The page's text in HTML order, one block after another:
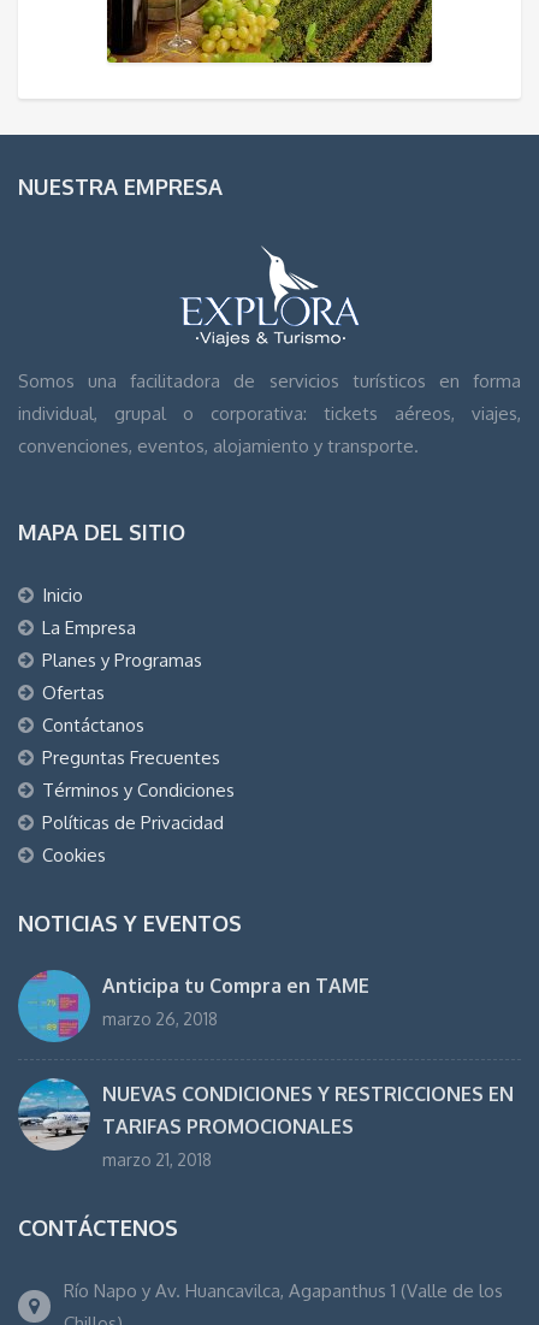
NUESTRA EMPRESA
Somos una facilitadora de servicios turísticos en forma
individual, grupal o corporativa: tickets aéreos, viajes,
convenciones, eventos, alojamiento y transporte.
MAPA DEL SITIO
Inicio
La Empresa
Planes y Programas
Ofertas
Contáctanos
Preguntas Frecuentes
Términos y Condiciones
Políticas de Privacidad
Cookies
NOTICIAS Y EVENTOS
Anticipa tu Compra en TAME
marzo 26, 2018
NUEVAS CONDICIONES Y RESTRICCIONES EN
TARIFAS PROMOCIONALES
marzo 21, 2018
CONTÁCTENOS
Río Napo y Av. Huancavilca, Agapanthus 1 (Valle de los